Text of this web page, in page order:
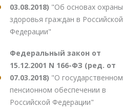
03.08.2018) "Об основах охраны
здоровья граждан в Российской
Федерации"
Федеральный закон от
15.12.2001 N 166-ФЗ (ред. от
07.03.2018) "О государственном
пенсионном обеспечении в
Российской Федерации"